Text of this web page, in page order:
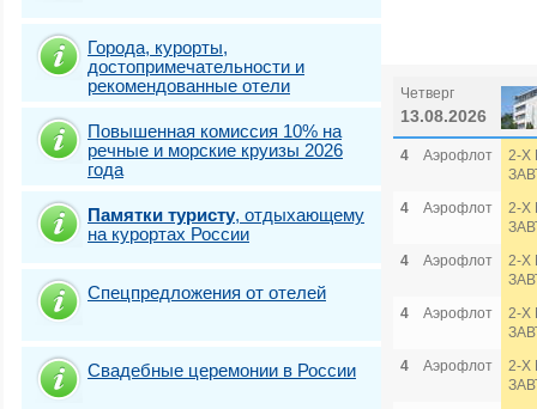
Города, курорты,
достопримечательности и
рекомендованные отели
Повышенная комиссия 10% на
речные и морские круизы 2026
года
Памятки туристу, отдыхающему
на курортах России
Спецпредложения от отелей
Свадебные церемонии в России
Четверг
13.08.2026
4 Аэрофлот
2-Х
4
Аэрофлот
2-Х
4
Аэрофлот
2-Х
4
Аэрофлот
2-Х
4
Аэрофлот
2-Х